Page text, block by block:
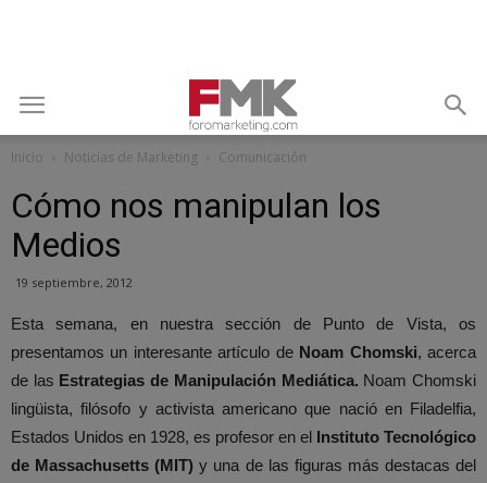
Inicio Noticias de Marketing Comunicación
Cómo nos manipulan los
Medios
19 septiembre, 2012
Esta semana, en nuestra sección de Punto de Vista, os
presentamos un interesante artículo de Noam Chomski, acerca
de las Estrategias de Manipulación Mediática. Noam Chomski
lingüista, filósofo y activista americano que nació en Filadelfia,
Estados Unidos en 1928, es profesor en el Instituto Tecnológico
de Massachusetts (MIT)y una de las figuras más destacas del